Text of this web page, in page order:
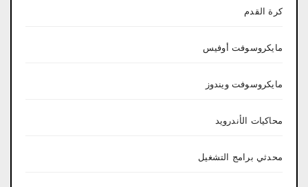
كرة القدم
مايكروسوفت أوفيس
مايكروسوفت ويندوز
محاكيات الأندرويد
محدثي برامج التشغيل